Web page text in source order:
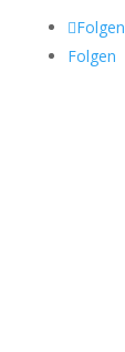
Folgen
Folgen